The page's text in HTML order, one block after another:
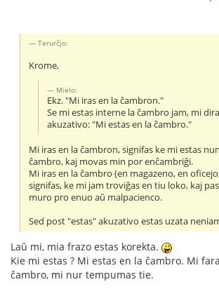
Terurĉjo:
Krome,
Mielo:
Ekz. "Mi iras en la ĉambron."
Se mi estas interne la ĉambro jam, mi
akuzativo: "Mi estas en la ĉambro."
Mi iras en la ĉambron, signifas ke mi estas
ĉambro, kaj movas min por enĉambriĝi.
Mi iras en la ĉambro (en magazeno, en
signifas, ke mi jam troviĝas en tiu loko, kaj
muro pro enuo aŭ malpacienco.
Sed post "estas" akuzativo estas uzata
Laŭ mi, mia frazo estas korekta.
Kie mi estas ? Mi estas en la ĉambro. Mi
ĉambro, mi nur tempumas tie.